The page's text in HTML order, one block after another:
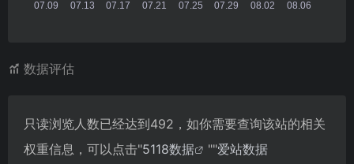
数据评估
只读浏览人数已经达到492，如你需要查询该站的相关
权重信息，可以点击"5118数据 ""爱站数据